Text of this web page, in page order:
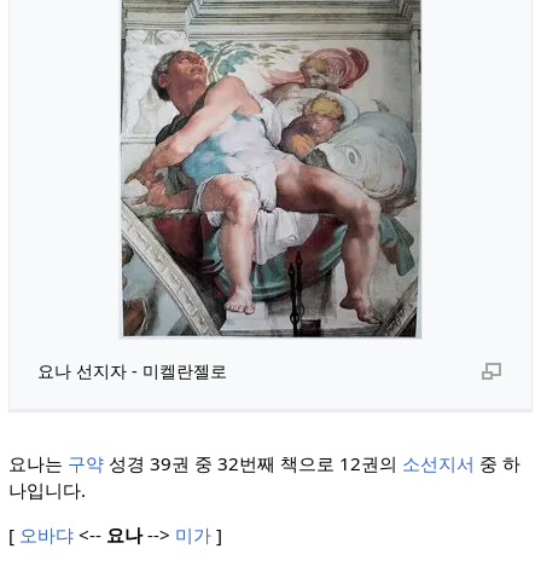
요나 선지자 - 미켈란젤로
요나는 구약성경 39권 중 32번째 책으로 12권의 소선지서 중 하
나입니다.
[ 오바댜<-- 요나--> 미가]